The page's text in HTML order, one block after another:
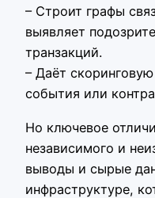
– Строит графы
выявляет
транзакций.
– Даёт
события или
Но ключевое
независимого и
выводы и сырые
инфраструктуре,